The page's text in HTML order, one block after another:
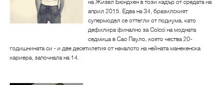
на Жизел Бюндхен в този кадър от средата на
април 2015. Едва на 34, бразилският
супермодел се оттегли от подиума, като
дефилира финално за Colcci на модната
седмица в Сао Пауло, която чества 20-
годишнината си - и две десетилетия от началото на нейната манекенска
кариера, започнала на 14.